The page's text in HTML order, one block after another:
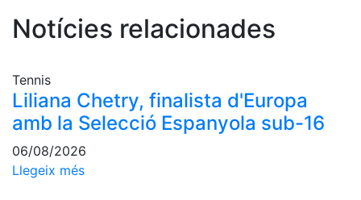
Notícies relacionades
Tennis
Liliana Chetry, finalista d'Europa
amb la Selecció Espanyola sub-16
06/08/2026
Llegeix més